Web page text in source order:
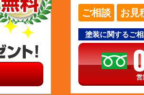
ご相談 お見
塗装に関するご
営